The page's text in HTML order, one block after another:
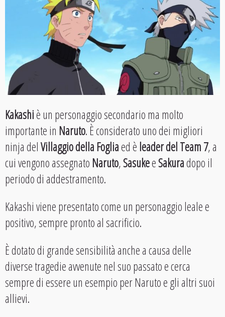
Kakashiè un personaggio secondario ma molto
importante in Naruto. È considerato uno dei migliori
ninja delVillaggio della Fogliaed èleader del Team 7, a
cui vengono assegnatoNaruto,SasukeeSakuradopo il
periodo di addestramento.
Kakashi viene presentato come un personaggio leale e
positivo, sempre pronto al sacrificio.
È dotato di grande sensibilità anche a causa delle
diverse tragedie avvenute nel suo passato e cerca
sempre di essere un esempio per Naruto e gli altri suoi
allievi.